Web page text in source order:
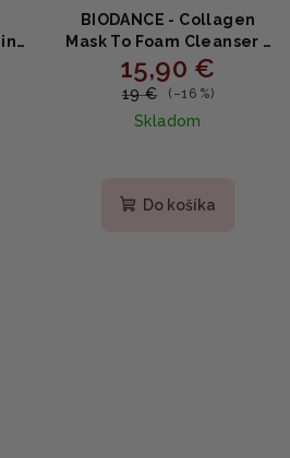
BIODANCE - Collagen
Mask To Foam Cleanser -
Dvojitý čistič pleti maska
na penu s kolagénom a
niacínamidom 150ml
15,90 €
19 € (–16 %)
Skladom
Do košíka